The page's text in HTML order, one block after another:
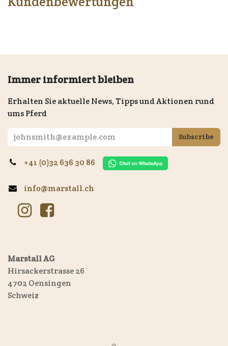
Immer informiert bleiben
Erhalten Sie aktuelle News, Tipps und Aktionen rund
ums Pferd
Subscribe
+41 (0)32 636 30 86
info@marstall.ch
Marstall AG
Hirsackerstrasse 26
4702 Oensingen
Schweiz